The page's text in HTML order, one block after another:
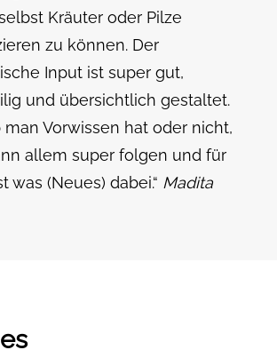
Kräuter oder Pilze
zu können. Der
Input ist super gut,
und übersichtlich gestaltet.
man Vorwissen hat oder nicht,
allem super folgen und für
was (Neues) dabei.“ Madita